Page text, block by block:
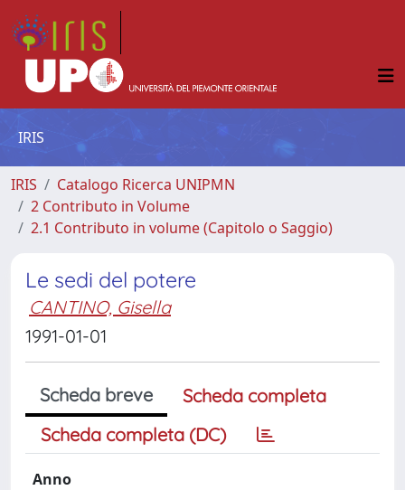
IRIS
IRIS
Catalogo Ricerca UNIPMN
2 Contributo in Volume
2.1 Contributo in volume (Capitolo o Saggio)
Le sedi del potere
CANTINO, Gisella
1991-01-01
Scheda breve
Scheda completa
Scheda completa (DC)
Anno